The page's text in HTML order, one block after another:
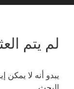
لم يتم
يبدو أنه لا يمكن